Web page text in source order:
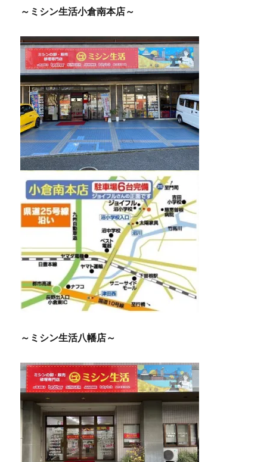
～ミシン生活小倉南本店～
～ミシン生活八幡店～